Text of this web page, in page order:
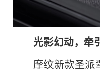
光影幻动，牵
摩纹新款圣派